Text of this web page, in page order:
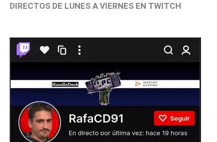
DIRECTOS DE LUNES A VIERNES EN TWITCH